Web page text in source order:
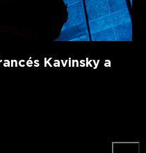
Kavinsky a